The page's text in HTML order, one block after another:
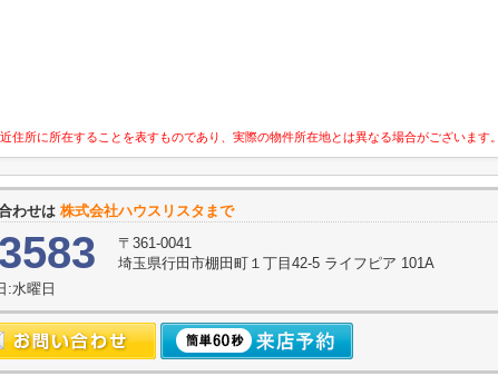
住所に所在することを表すものであり、実際の物件所在地とは異なる場合がございます。
わせは 株式会社ハウスリスタまで
〒361-0041
埼玉県行田市棚田町１丁目42-5 ライフピア 101A
:水曜日